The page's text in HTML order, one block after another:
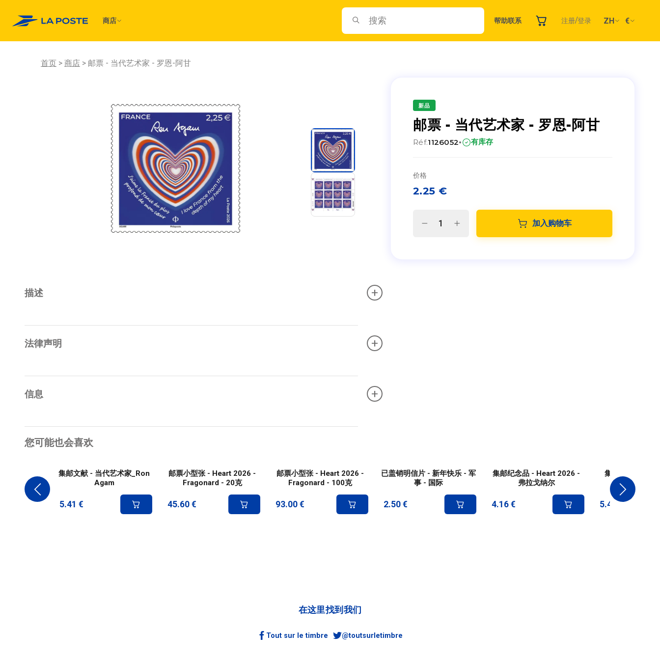
商店 帮助联系 注册/登录 ZH €
首页 商店 邮票 - 当代艺术家 - 罗恩-阿甘
新品
邮票 - 当代艺术家 - 罗恩-阿甘
Réf.1126052· 有库存
价格
2.25 €
加入购物车
描述 +
法律声明 +
信息 +
您可能也会喜欢
集邮文献 - 当代艺术家_Ron
Agam
5.41 €
邮票小型张 - Heart 2026 -
Fragonard - 20克
45.60 €
邮票小型张 - Heart 2026 -
Fragonard - 100克
93.00 €
已盖销明信片 - 新年快乐 - 军
事 - 国际
2.50 €
集邮纪念品 - Heart 2026 -
弗拉戈纳尔
4.16 €
集邮文献 -
5.41 €
在这里找到我们
Tout sur le timbre @toutsurletimbre